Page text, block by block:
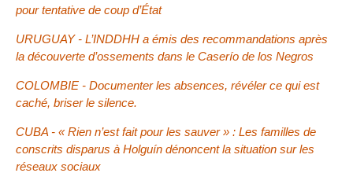
pour tentative de coup d’État
URUGUAY - L’INDDHH a émis des recommandations après
la découverte d’ossements dans le Caserío de los Negros
COLOMBIE - Documenter les absences, révéler ce qui est
caché, briser le silence.
CUBA - « Rien n’est fait pour les sauver » : Les familles de
conscrits disparus à Holguín dénoncent la situation sur les
réseaux sociaux